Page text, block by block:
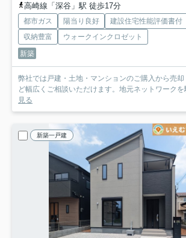
高崎線「深谷」駅 徒歩17分
都市ガス 陽当り良好 建設住宅性能評価書付
収納豊富
ウォークインクロゼット
新築
弊社では戸建・土地・マンションのご購入から売
ど幅広くご相談いただけます。地元ネットワークを
見る
新築一戸建